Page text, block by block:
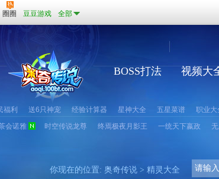
圈圈 豆豆游戏 全部
BOSS打法 视频大
福利 送6只神宠 经验计算器 星神大全 五星菜谱 职业大
会诺雅 时空传说龙尊 终焉极夜月影王 一统天下嬴政
你现在的位置: 奥奇传说 > 精灵大全